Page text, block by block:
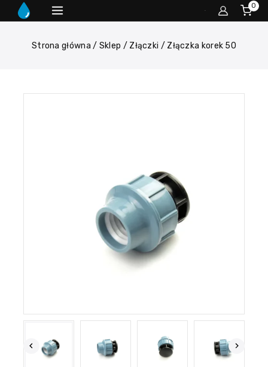
0
Strona główna / Sklep / Złączki / Złączka korek 50